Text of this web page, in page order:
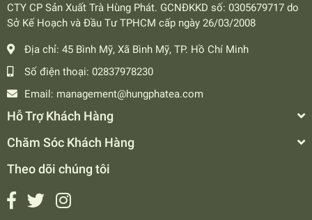
CTY CP Sản Xuất Trà Hùng Phát. GCNĐKKD số: 0305679717 do
Sở Kế Hoạch và Đầu Tư TPHCM cấp ngày 26/03/2008
Địa chỉ: 45 Bình Mỹ, Xã Bình Mỹ, TP. Hồ Chí Minh
Số điện thoại: 02837978230
Email: management@hungphatea.com
Hỗ Trợ Khách Hàng
Chăm Sóc Khách Hàng
Theo dõi chúng tôi